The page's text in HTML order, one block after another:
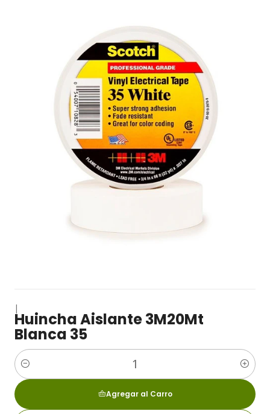
|
Huincha Aislante 3M20Mt
Blanca 35
Cantidad
Agregar al Carro